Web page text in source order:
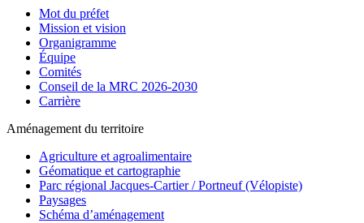
Mot du préfet
Mission et vision
Organigramme
Équipe
Comités
Conseil de la MRC 2026-2030
Carrière
Aménagement du territoire
Agriculture et agroalimentaire
Géomatique et cartographie
Parc régional Jacques-Cartier / Portneuf (Vélopiste)
Paysages
Schéma d’aménagement